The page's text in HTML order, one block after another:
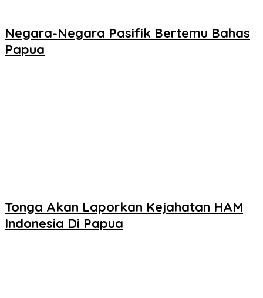
Negara-Negara Pasifik Bertemu Bahas
Papua
Tonga Akan Laporkan Kejahatan HAM
Indonesia Di Papua